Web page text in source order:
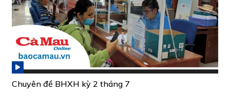
Chuyên đề BHXH kỳ 2 tháng 7